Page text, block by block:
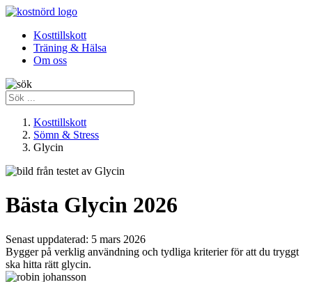
Kosttillskott
Träning & Hälsa
Om oss
Kosttillskott
Sömn & Stress
Glycin
Bästa Glycin 2026
Senast uppdaterad: 5 mars 2026
Bygger på verklig användning och tydliga kriterier för att du tryggt
ska hitta rätt glycin.